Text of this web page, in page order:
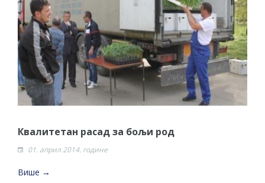
ДОДАТАК ЗА ДЕМОБИЛИСАНЕ БОРЦЕ
ВОЈСКЕ РЕПУБЛИКЕ СРПСКЕ У СТАЊУ
СОЦИЈАЛНЕ ПОТРЕБЕ
Обрасци захтјева за регресирано
гориво доступни од 13. марта до 15.
новембра
Обавјештење о забрани саобраћаја 6. и
7. августа
Квалитетан расад за бољи род
01. април 2014. године
Више →